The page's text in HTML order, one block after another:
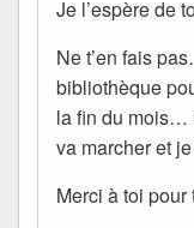
Je l’espère de
Ne t’en fais
bibliothèque
la fin du mois…
va marcher et
Merci à toi